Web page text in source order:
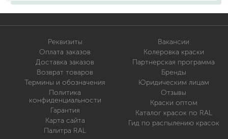
Реквизиты
Оплата заказов
Доставка заказов
Возврат товаров
Термины и обозначения
Политика
конфиденциальности
Гарантия
Карта сайта
Палитра RAL
Вакансии
Колеровка краски
Партнерская программа
Бренды
Юридическим лицам
Отзывы
Краски оптом
Каталог красок по RAL
Гид по распылению красок